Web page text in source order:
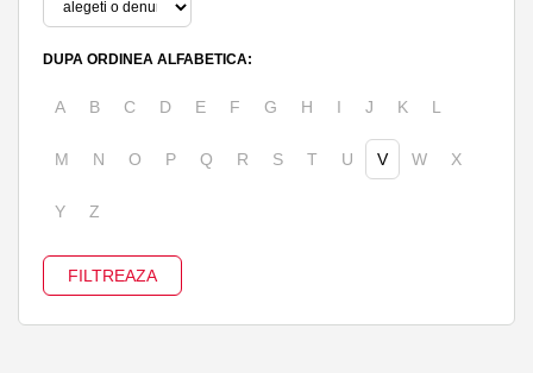
DUPA ORDINEA ALFABETICA:
A B C D E F G H I J K L
M N O P Q R S T U V W X
Y Z